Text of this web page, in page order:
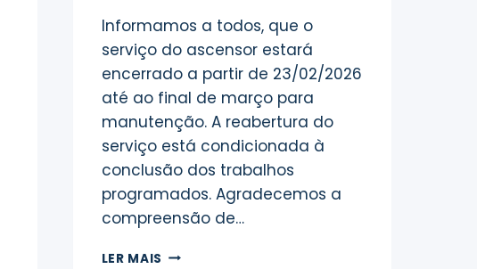
Informamos a todos, que o
serviço do ascensor estará
encerrado a partir de 23/02/2026
até ao final de março para
manutenção. A reabertura do
serviço está condicionada à
conclusão dos trabalhos
programados. Agradecemos a
compreensão de…
LER MAIS AVISO